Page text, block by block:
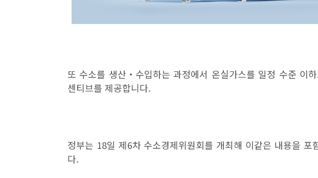
또 수소를 생산 ‧ 수입하는 과정에서 온실가스를 일정 수준 이
센티브를 제공합니다.
정부는 18일 제6차 수소경제위원회를 개최해 이같은 내용을 포
다.